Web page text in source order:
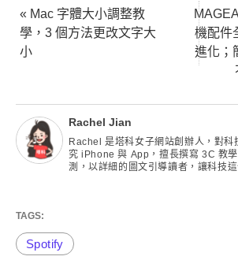
機配件
進化；
« Mac 字體大小調整教
學，3 個方法更改文字大
小
Rachel Jian
Rachel 是塔科女子網站創辦人，對科
究 iPhone 與 App，擅長撰寫 3C 教
測，以詳細的圖文引導讀者，讓科技
TAGS:
Spotify